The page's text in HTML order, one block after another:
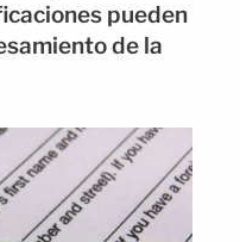
pueden
de la